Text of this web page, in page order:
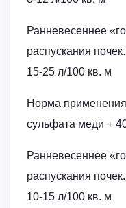
Ранневесеннее
распускания
15-25 л/100 кв. м
Норма
сульфата меди +
Ранневесеннее
распускания
10-15 л/100 кв. м